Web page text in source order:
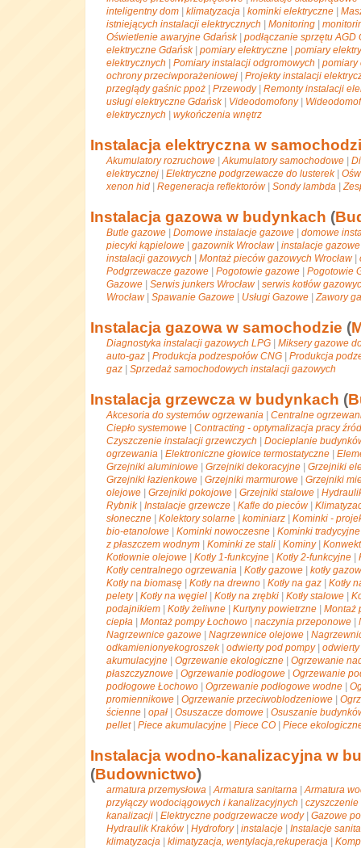
inteligentny dom
klimatyzacja kominki elektryczne
istniejących instalacji elektrycznych
Monitoring
Oświetlenie awaryjne Gdańsk| podłączanie sprzętu AGD
elektryczne Gdańsk| pomiary elektryczne
pomiary
elektrycznych
Pomiary instalacji odgromowych
pomiary
ochrony przeciwporażeniowej
Projekty instalacji
przeglądy gaśnic ppoż
Przewody| Remonty instalacji
usługi elektryczne Gdańsk| Videodomofony|
elektrycznych
wykończenia wnętrz
Instalacja elektryczna w
Akumulatory rozruchowe |Akumulatory samochodowe
elektrycznej
Elektryczne podgrzewacze do lusterek|
xenon hid
Regeneracja reflektorów| Sondy lambda |
Instalacja gazowa w budynkach (
Butle gazowe Domowe instalacje gazowe
domowe
piecyki kąpielowe
gazownik Wrocław| instalacje gazowe
instalacji gazowych
Montaż pieców gazowych Wrocław|
Podgrzewacze gazowe
Pogotowie gazowe
Pogotowie
Gazowe
Serwis junkers Wrocław| serwis kotłów
Wrocław| Spawanie Gazowe Usługi Gazowe |Zawory
Instalacja gazowa w samochodzie (
Diagnostyka instalacji gazowych LPG
Miksery gazowe
auto-gaz
Produkcja podzespołów CNG
Produkcja
gaz
Sprzedaż samochodowych instalacji gazowych
Instalacja grzewcza w budynkach (
Akcesoria do systemów ogrzewania
Centralne
Ciepło systemowe
Contracting - optymalizacja pracy
Czyszczenie instalacji grzewczych
Docieplanie
ogrzewania
Elektroniczne głowice termostatyczne
Grzejniki aluminiowe
Grzejniki dekoracyjne
Grzejniki
Grzejniki łazienkowe
Grzejniki marmurowe
Grzejniki
olejowe
Grzejniki pokojowe Grzejniki stalowe
Rybnik| Instalacje grzewcze Kafle do pieców|
słoneczne
Kolektory solarne kominiarz
Kominki -
bio-etanolowe
Kominki nowoczesne Kominki tradycyjne
z płaszczem wodnym
Kominki ze stali Kominy|
Kotłownie olejowe
Kotły 1-funkcyjne Kotły 2-funkcyjne
Kotły centralnego ogrzewania
Kotły gazowe
kotły
Kotły na biomasę
Kotły na drewno Kotły na gaz
Kotły
pelety| Kotły na węgiel Kotły na zrębki Kotły stalowe
podajnikiem
Kotły żeliwne Kurtyny powietrzne
Montaż
ciepła
Montaż pompy Łochowo naczynia przeponowe
Nagrzewnice gazowe
Nagrzewnice olejowe
odkamienionyekogroszek| odwierty pod pompy| odwierty
akumulacyjne
Ogrzewanie ekologiczne
Ogrzewanie
płaszczyznowe
Ogrzewanie podłogowe
Ogrzewanie
podłogowe Łochowo
Ogrzewanie podłogowe wodne
promiennikowe
Ogrzewanie przeciwoblodzeniowe
ścienne
opał Osuszacze domowe
Osuszanie
pellet| Piece akumulacyjne Piece CO Piece
Instalacja wodno-kanalizacyjna w
(Budownictwo)
armatura przemysłowa |Armatura sanitarna |Armatura
przyłączy wodociągowych i kanalizacyjnych
kanalizacji
Elektryczne podgrzewacze wody| Gazowe
Hydraulik Kraków| Hydrofory| instalacje
Instalacje
klimatyzacja
klimatyzacja, wentylacja,rekuperacja